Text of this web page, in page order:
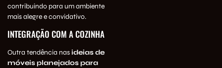
contribuindo para um ambiente
mais alegre e convidativo.
INTEGRAÇÃO COM A COZINHA
Outra tendência nasideias de
móveis planejados para